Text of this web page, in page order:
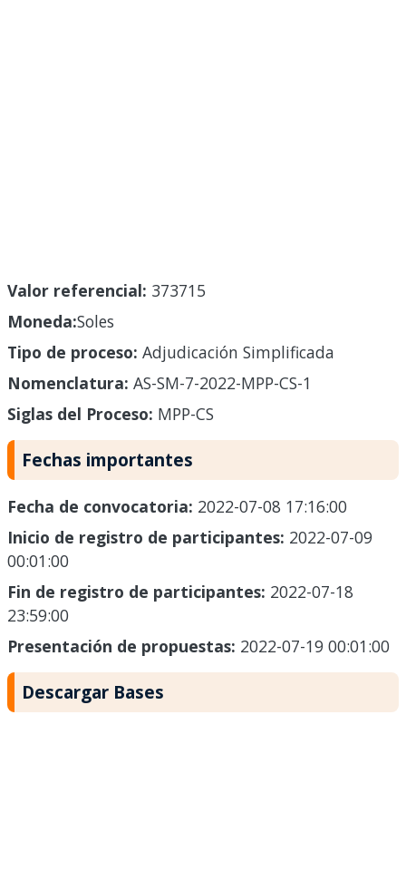
Valor referencial: 373715
Moneda:Soles
Tipo de proceso: Adjudicación Simplificada
Nomenclatura: AS-SM-7-2022-MPP-CS-1
Siglas del Proceso: MPP-CS
Fechas importantes
Fecha de convocatoria: 2022-07-08 17:16:00
Inicio de registro de participantes: 2022-07-09
00:01:00
Fin de registro de participantes: 2022-07-18
23:59:00
Presentación de propuestas: 2022-07-19 00:01:00
Descargar Bases